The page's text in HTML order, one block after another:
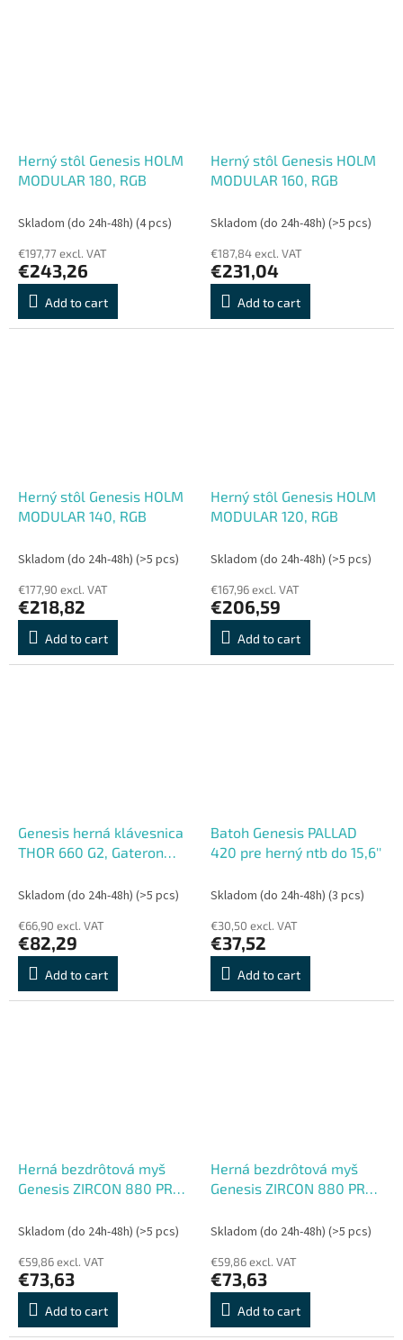
Herný stôl Genesis HOLM
MODULAR 180, RGB
Skladom (do 24h-48h) (4 pcs)
€197,77 excl. VAT
€243,26
Add to cart
Herný stôl Genesis HOLM
MODULAR 160, RGB
Skladom (do 24h-48h) (>5 pcs)
€187,84 excl. VAT
€231,04
Add to cart
Herný stôl Genesis HOLM
MODULAR 140, RGB
Skladom (do 24h-48h) (>5 pcs)
€177,90 excl. VAT
€218,82
Add to cart
Herný stôl Genesis HOLM
MODULAR 120, RGB
Skladom (do 24h-48h) (>5 pcs)
€167,96 excl. VAT
€206,59
Add to cart
Genesis herná klávesnica
THOR 660 G2, Gateron
Biela
Skladom (do 24h-48h) (>5 pcs)
€66,90 excl. VAT
€82,29
Add to cart
Batoh Genesis PALLAD
420 pre herný ntb do 15,6''
Skladom (do 24h-48h) (3 pcs)
€30,50 excl. VAT
€37,52
Add to cart
Herná bezdrôtová myš
Genesis ZIRCON 880 PRO,
DPI, USB+BT, Čierna
Skladom (do 24h-48h) (>5 pcs)
€59,86 excl. VAT
€73,63
Add to cart
Herná bezdrôtová myš
Genesis ZIRCON 880 PRO,
DPI, USB+BT, Biela
Skladom (do 24h-48h) (>5 pcs)
€59,86 excl. VAT
€73,63
Add to cart